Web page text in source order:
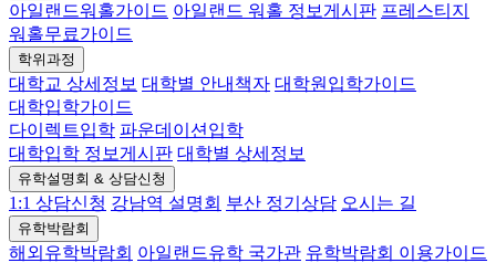
아일랜드워홀가이드 아일랜드 워홀 정보게시판 프레스티지
워홀무료가이드
학위과정
대학교 상세정보 대학별 안내책자 대학원입학가이드
대학입학가이드
다이렉트입학 파운데이션입학
대학입학 정보게시판 대학별 상세정보
유학설명회 & 상담신청
1:1 상담신청 강남역 설명회 부산 정기상담 오시는 길
유학박람회
해외유학박람회 아일랜드유학 국가관 유학박람회 이용가이드